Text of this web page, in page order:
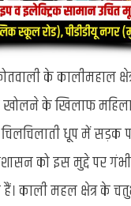
के कालीमहाल
खोलने के खिलाफ
धूप में सड़क
को इस मुद्दे पर
काली महल क्षेत्र के